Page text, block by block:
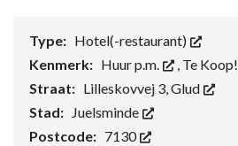
Type: Hotel(-restaurant)
Kenmerk: Huur p.m. , Te Koop!
Straat: Lilleskovvej 3, Glud
Stad: Juelsminde
Postcode: 7130